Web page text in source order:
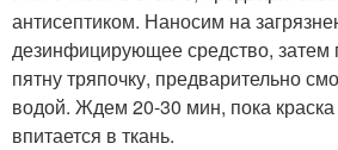
антисептиком. Наносим на
дезинфицирующее средство, затем
пятну тряпочку, предварительно
водой. Ждем 20-30 мин, пока
впитается в ткань.